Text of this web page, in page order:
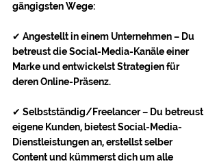
gängigsten Wege:
✔ Angestellt in einem Unternehmen – Du
betreust die Social-Media-Kanäle einer
Marke und entwickelst Strategien für
deren Online-Präsenz.
✔ Selbstständig/Freelancer – Du betreust
eigene Kunden, bietest Social-Media-
Dienstleistungen an, erstellst selber
Content und kümmerst dich um alle